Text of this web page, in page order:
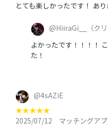
とても楽しかったです！ あ
@HiiraGi__
（ク
よかったです！！！！
た！
@4sAZiE
★★★★★
2025/07/12
マッチングアプリ